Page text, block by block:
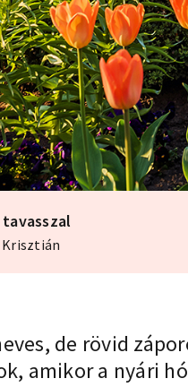
Krisztián
de rövid
amikor a nyári